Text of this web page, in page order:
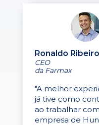
Ronaldo Ribeiro
CEO
da Farmax
"A melhor
já tive como
ao trabalhar
empresa de